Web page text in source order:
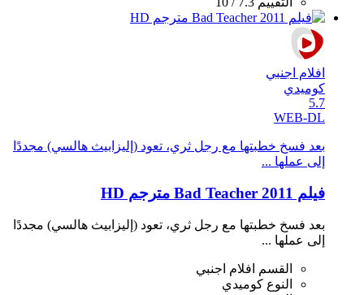
افلام اجنبي
كوميدي
5.7
WEB-DL
بعد فسخ خطبتها مع رجل ثري، تعود (إليزابيث هالسي) مجددًا
إلى عملها ...
فيلم Bad Teacher 2011 مترجم HD
بعد فسخ خطبتها مع رجل ثري، تعود (إليزابيث هالسي) مجددًا
إلى عملها ...
القسم
افلام اجنبي
النوع كوميدي